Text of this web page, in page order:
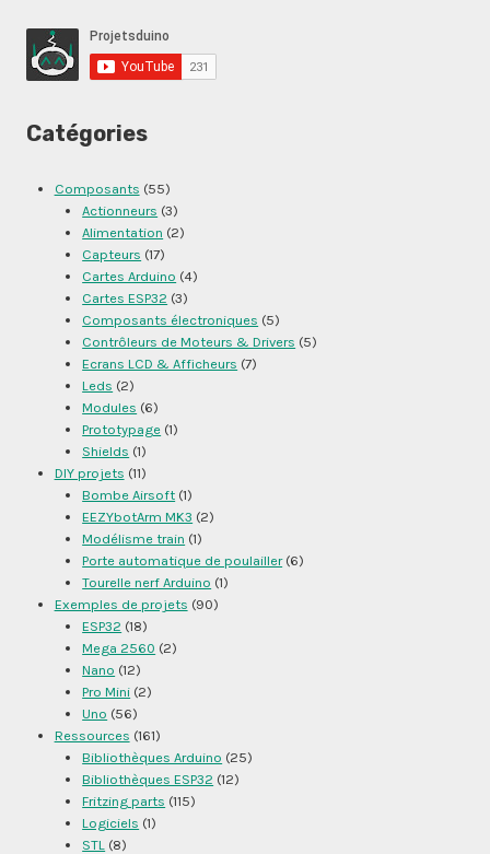
Catégories
Composants (55)
Actionneurs (3)
Alimentation (2)
Capteurs (17)
Cartes Arduino (4)
Cartes ESP32 (3)
Composants électroniques (5)
Contrôleurs de Moteurs & Drivers (5)
Ecrans LCD & Afficheurs (7)
Leds (2)
Modules (6)
Prototypage (1)
Shields (1)
DIY projets (11)
Bombe Airsoft (1)
EEZYbotArm MK3 (2)
Modélisme train (1)
Porte automatique de poulailler(6)
Tourelle nerf Arduino (1)
Exemples de projets (90)
ESP32 (18)
Mega 2560 (2)
Nano (12)
Pro Mini (2)
Uno (56)
Ressources (161)
Bibliothèques Arduino (25)
Bibliothèques ESP32 (12)
Fritzing parts (115)
Logiciels (1)
STL (8)